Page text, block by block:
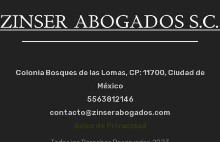
Colonia Bosques de las Lomas, CP: 11700, Ciudad de
México
5563812146
contacto@zinserabogados.com
Aviso de Privacidad